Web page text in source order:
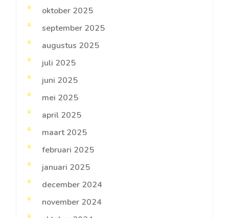
oktober 2025
september 2025
augustus 2025
juli 2025
juni 2025
mei 2025
april 2025
maart 2025
februari 2025
januari 2025
december 2024
november 2024